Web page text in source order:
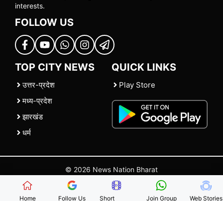
interests.
FOLLOW US
TOP CITY NEWS
उत्तर-प्रदेश
मध्य-प्रदेश
झारखंड
धर्म
QUICK LINKS
Play Store
© 2026 News Nation Bharat
| |Contact Us |Policies Terms and Conditions
Home Follow Us Short Join Group Web Stories